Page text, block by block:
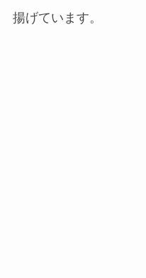
揚げています。